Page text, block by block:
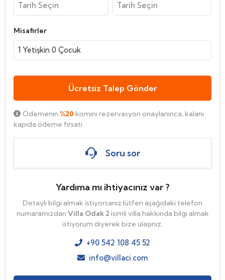
Misafirler
1 Yetişkin 0 Çocuk
Ücretsiz Talep Gönder
Ödemenin %20 kısmını rezervasyon onaylanınca, kalanı
kapıda ödeme fırsatı
Soru sor
Yardıma mı ihtiyacınız var ?
Detaylı bilgi almak istiyorsanız lütfen aşağıdaki telefon
numaramızdan Villa Odak 2 isimli villa hakkında bilgi almak
istiyorum diyerek bize ulaşınız.
+90 542 108 45 52
info@villaci.com